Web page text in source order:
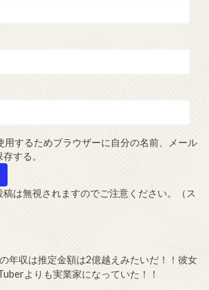
用するためブラウザーに自分の名前、メール
する。
稿は無視されますのでご注意ください。（ス
年収は推定金額は2億越えみたいだ！！彼女
よりも実業家になっていた！！